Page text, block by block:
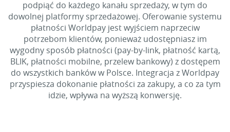
podpiąć do każdego kanału sprzedaży, w tym do
dowolnej platformy sprzedażowej. Oferowanie systemu
płatności Worldpay jest wyjściem naprzeciw
potrzebom klientów, ponieważ udostępniasz im
wygodny sposób płatności (pay-by-link, płatność kartą,
BLIK, płatności mobilne, przelew bankowy) z dostępem
do wszystkich banków w Polsce. Integracja z Worldpay
przyspiesza dokonanie płatności za zakupy, a co za tym
idzie, wpływa na wyższą konwersję.